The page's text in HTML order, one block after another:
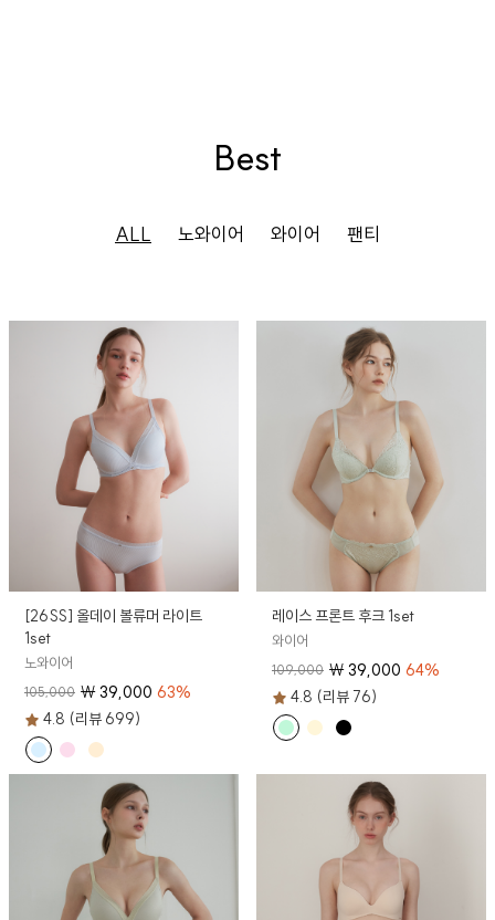
Best
ALL 노와이어 와이어 팬티
[26SS] 올데이 볼류머 라이트
1set
노와이어
105,000 ₩39,000 63%
4.8 (리뷰 699)
레이스 프론트 후크 1set
와이어
109,000 ₩39,000 64%
4.8 (리뷰 76)